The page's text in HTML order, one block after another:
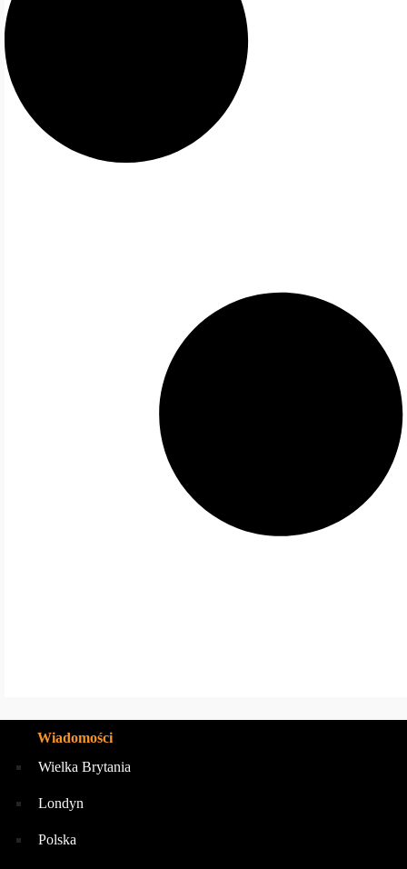
Wiadomości
Wielka Brytania
Londyn
Polska